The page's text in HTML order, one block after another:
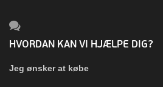
HVORDAN KAN VI HJÆLPE DIG?
Jeg ønsker at købe